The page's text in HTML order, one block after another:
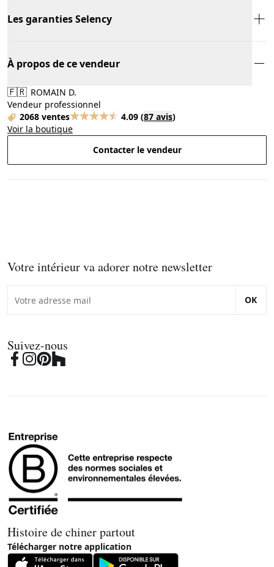
Les garanties Selency
À propos de ce vendeur
🇫🇷 ROMAIN D.
Vendeur professionnel
2068 ventes
4.09 (87 avis)
Voir la boutique
Contacter le vendeur
Votre intérieur va adorer notre newsletter
OK
Suivez-nous
Histoire de chiner partout
Télécharger notre application